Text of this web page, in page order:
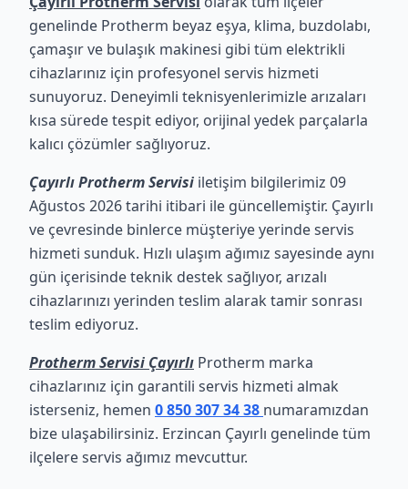
genelinde Protherm beyaz eşya, klima, buzdolabı,
çamaşır ve bulaşık makinesi gibi tüm elektrikli
cihazlarınız için profesyonel servis hizmeti
sunuyoruz. Deneyimli teknisyenlerimizle arızaları
kısa sürede tespit ediyor, orijinal yedek parçalarla
kalıcı çözümler sağlıyoruz.
Çayırlı Protherm Servisi iletişim bilgilerimiz 09
Ağustos 2026 tarihi itibari ile güncellemiştir. Çayırlı
ve çevresinde binlerce müşteriye yerinde servis
hizmeti sunduk. Hızlı ulaşım ağımız sayesinde aynı
gün içerisinde teknik destek sağlıyor, arızalı
cihazlarınızı yerinden teslim alarak tamir sonrası
teslim ediyoruz.
Protherm Servisi Çayırlı Protherm marka
cihazlarınız için garantili servis hizmeti almak
isterseniz, hemen 0 850 307 34 38 numaramızdan
bize ulaşabilirsiniz. Erzincan Çayırlı genelinde tüm
ilçelere servis ağımız mevcuttur.